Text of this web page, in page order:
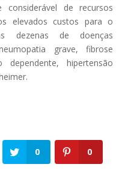
considerável de recursos
elevados custos para o
dezenas de doenças
grave, fibrose
dependente, hipertensão
0 0